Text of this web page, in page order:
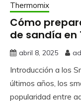
Thermomix
Cómo
de sandía en
abril 8, 2025
Introducción a los
últimos años, los
popularidad entre